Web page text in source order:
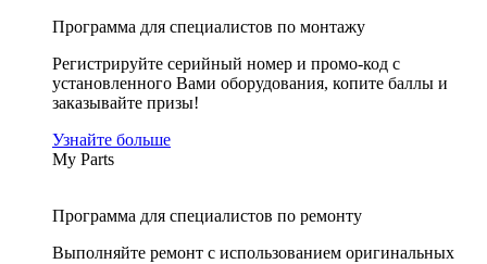
Программа для специалистов по монтажу
Регистрируйте серийный номер и промо-код с
установленного Вами оборудования, копите баллы и
заказывайте призы!
Узнайте больше
My Parts
Программа для специалистов по ремонту
Выполняйте ремонт с использованием оригинальных